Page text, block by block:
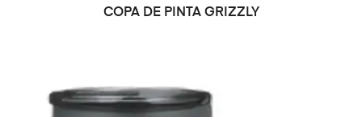
LEER MÁS
COPA DE PINTA GRIZZLY